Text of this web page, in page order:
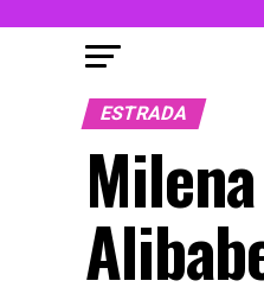
ESTRADA